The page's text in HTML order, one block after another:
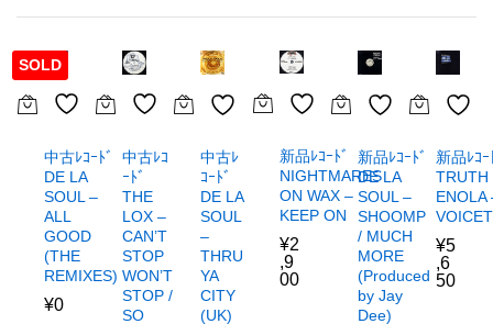
SOLD
中古ﾚｺｰﾄﾞ
DE LA
SOUL –
ALL
GOOD
(THE
REMIXES)
¥0
中古ﾚｺ
ｰﾄﾞ
THE
LOX –
CAN’T
STOP
WON’T
STOP /
SO
中古ﾚ
ｺｰﾄﾞ
DE LA
SOUL
–
THRU
YA
CITY
(UK)
新品ﾚｺｰﾄﾞ
NIGHTMARES
ON WAX –
KEEP ON
¥2
,9
00
新品ﾚｺｰﾄﾞ
DE LA
SOUL –
SHOOMP
/ MUCH
MORE
(Produced
by Jay
Dee)
新品ﾚｺｰ
TRUTH
ENOLA
¥5
,6
50